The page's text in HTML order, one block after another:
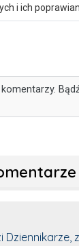
i ich